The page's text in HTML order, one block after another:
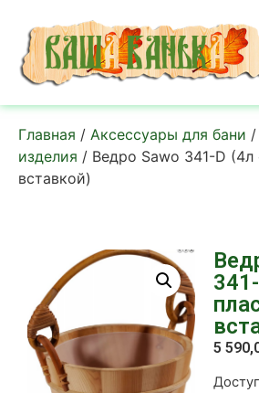
Главная / Аксессуары для бани /
изделия / Ведро Sawo 341-D (4л
вставкой)
5